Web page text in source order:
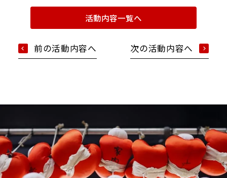
前の活動内容へ
活動内容一覧へ
次の活動内容へ